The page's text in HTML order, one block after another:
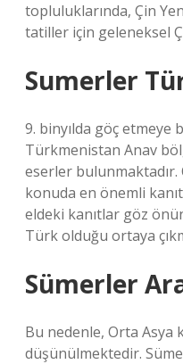
topluluklarında, Çin
tatiller için geleneksel
Sumerler
9. binyılda göç etmeye
Türkmenistan Anav
eserler bulunmaktadır.
konuda en önemli
eldeki kanıtlar göz
Türk olduğu ortaya
Sümerler
Bu nedenle, Orta Asya
düşünülmektedir.